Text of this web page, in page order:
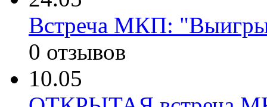
Встреча МКП:
0 отзывов
10.05